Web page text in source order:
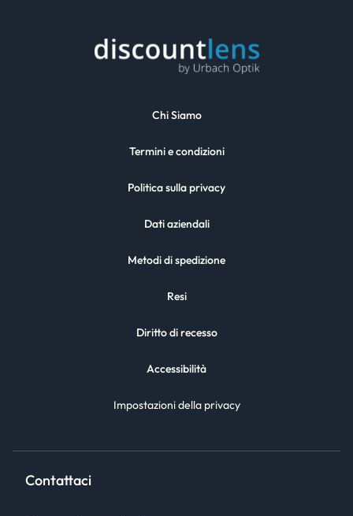
Chi Siamo
Termini e condizioni
Politica sulla privacy
Dati aziendali
Metodi di spedizione
Resi
Diritto di recesso
Accessibilità
Impostazioni della privacy
Contattaci